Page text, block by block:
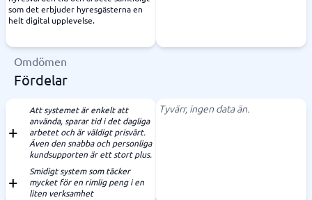
som det erbjuder hyresgästerna en
helt digital upplevelse.
Omdömen
Fördelar
Att systemet är enkelt att
använda, sparar tid i det dagliga
arbetet och är väldigt prisvärt.
Även den snabba och personliga
kundsupporten är ett stort plus.
Smidigt system som täcker
mycket för en rimlig peng i en
liten verksamhet
Tyvärr, ingen data än.